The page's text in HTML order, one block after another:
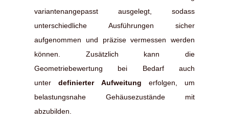
variantenangepasst ausgelegt, sodass
unterschiedliche Ausführungen sicher
aufgenommen und präzise vermessen werden
können. Zusätzlich kann die
Geometriebewertung bei Bedarf auch
unterdefinierter Aufweitung erfolgen, um
belastungsnahe Gehäusezustände mit
abzubilden.